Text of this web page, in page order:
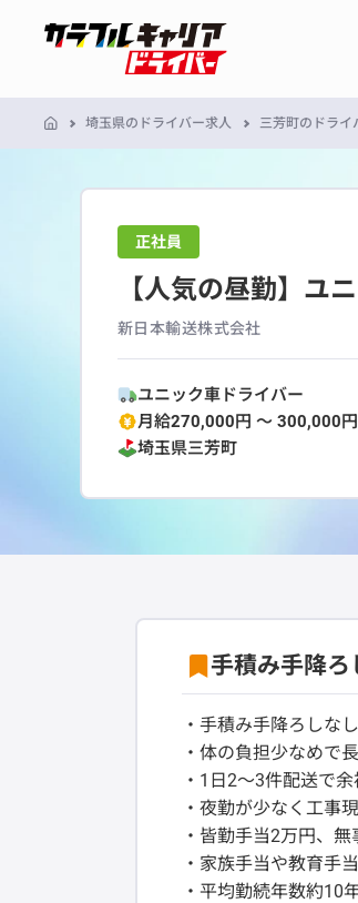
埼玉県のドライバー求人 三芳町のドライ
正社員
【人気の昼勤】ユ
新日本輸送株式会社
ユニック車ドライバー
月給270,000円 〜 300,000円
埼玉県三芳町
手積み手降ろ
・手積み手降ろしな
・体の負担少なめで
・1日2～3件配送で
・夜勤が少なく工事
・皆勤手当2万円、
・家族手当や教育手
・平均勤続年数約10